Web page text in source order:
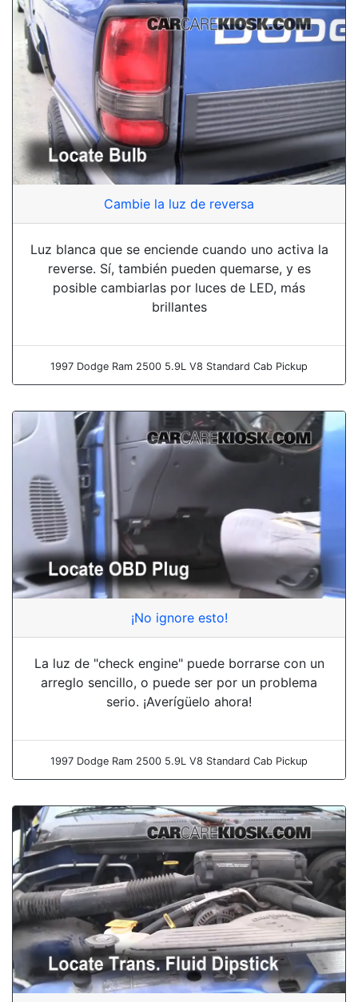
Cambie la luz de reversa
Luz blanca que se enciende cuando uno activa la
reverse. Sí, también pueden quemarse, y es
posible cambiarlas por luces de LED, más
brillantes
1997 Dodge Ram 2500 5.9L V8 Standard Cab Pickup
¡No ignore esto!
La luz de "check engine" puede borrarse con un
arreglo sencillo, o puede ser por un problema
serio. ¡Averígüelo ahora!
1997 Dodge Ram 2500 5.9L V8 Standard Cab Pickup